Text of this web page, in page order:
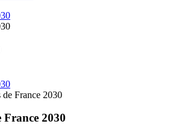
de France 2030
France 2030